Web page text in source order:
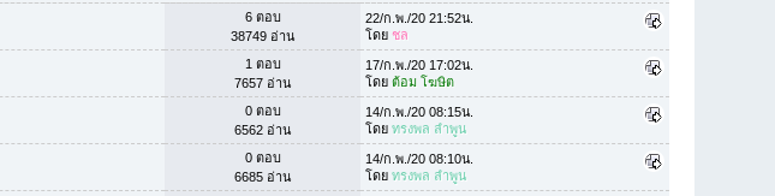
6 ตอบ
38749 อ่าน
22/ก.พ./20 21:52น.
โดยชล
1 ตอบ
7657 อ่าน
17/ก.พ./20 17:02น.
โดยต้อม โฆษิต
0 ตอบ
6562 อ่าน
14/ก.พ./20 08:15น.
โดยทรงพล ลำพูน
0 ตอบ
6685 อ่าน
14/ก.พ./20 08:10น.
โดยทรงพล ลำพูน